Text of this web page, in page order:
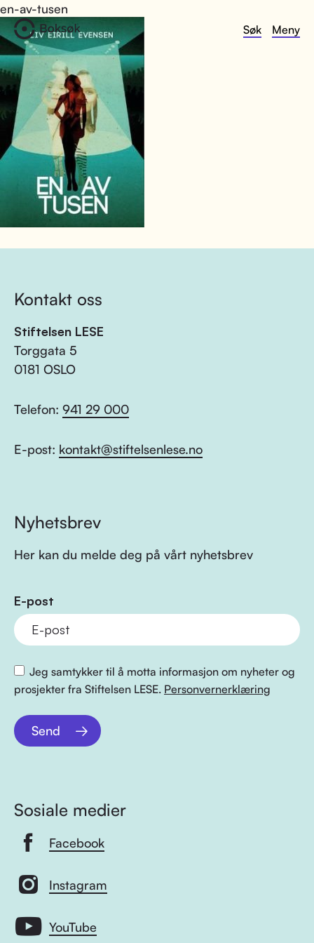
Søk Meny
en-av-tusen
Kontakt oss
Stiftelsen LESE
Torggata 5
0181 OSLO
Telefon: 941 29 000
E-post: kontakt@stiftelsenlese.no
Nyhetsbrev
Her kan du melde deg på vårt nyhetsbrev
E-post
Jeg samtykker til å motta informasjon om nyheter og
prosjekter fra Stiftelsen LESE. Personvernerklæring
Send
Sosiale medier
Facebook
Instagram
YouTube